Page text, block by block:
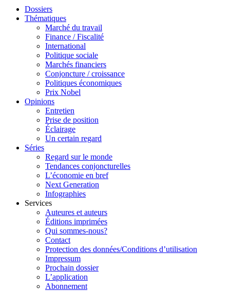
Dossiers
Thématiques
Marché du travail
Finance / Fiscalité
International
Politique sociale
Marchés financiers
Conjoncture / croissance
Politiques économiques
Prix Nobel
Opinions
Entretien
Prise de position
Éclairage
Un certain regard
Séries
Regard sur le monde
Tendances conjoncturelles
L’économie en bref
Next Generation
Infographies
Services
Auteures et auteurs
Éditions imprimées
Qui sommes-nous?
Contact
Protection des données/Conditions d’utilisation
Impressum
Prochain dossier
L’application
Abonnement